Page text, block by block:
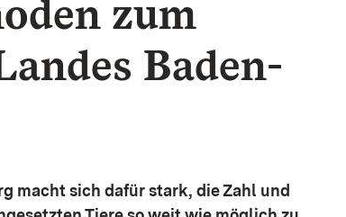
zum
Baden-
macht sich dafür stark, die Zahl und